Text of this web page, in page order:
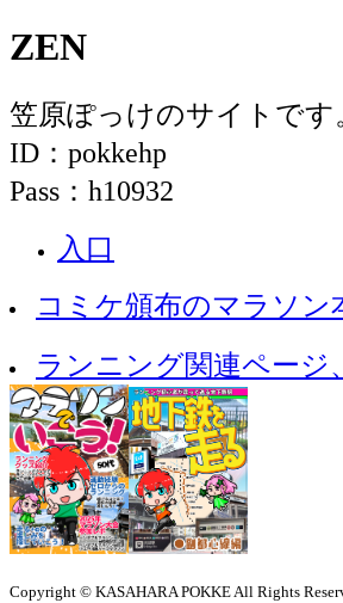
ZEN
笠原ぽっけのサイトです
ID：pokkehp
Pass：h10932
入口
コミケ頒布のマラソ
ランニング関連ページ
Copyright © KASAHARA POKKE All Rights